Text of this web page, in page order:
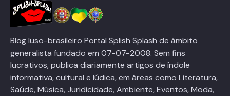
Blog luso-brasileiro Portal Splish Splash de âmbito
generalista fundado em 07-07-2008. Sem fins
lucrativos, publica diariamente artigos de índole
informativa, cultural e lúdica, em áreas como Literatura,
Saúde, Música, Juridicidade, Ambiente, Eventos, Moda,